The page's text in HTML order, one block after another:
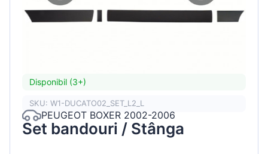
Disponibil (3+)
SKU: W1-DUCATO02_SET_L2_L
PEUGEOT BOXER 2002-2006
Set bandouri / Stânga